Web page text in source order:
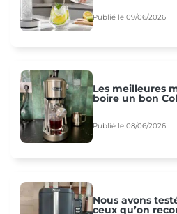
Publié le 09/06/2026
Les meilleures
boire un bon
Publié le 08/06/2026
Nous avons
ceux qu’on